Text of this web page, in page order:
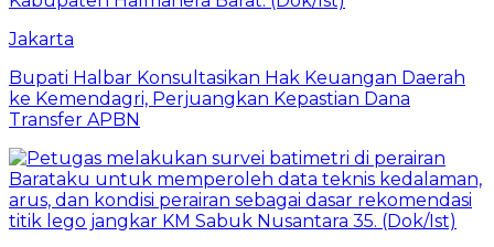
Jakarta
Bupati Halbar Konsultasikan Hak Keuangan Daerah
ke Kemendagri, Perjuangkan Kepastian Dana
Transfer APBN